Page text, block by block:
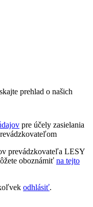
prehlad o našich
pre účely zasielania
prevádzkovateľa LESY
oboznámiť na tejto
odhlásiť.